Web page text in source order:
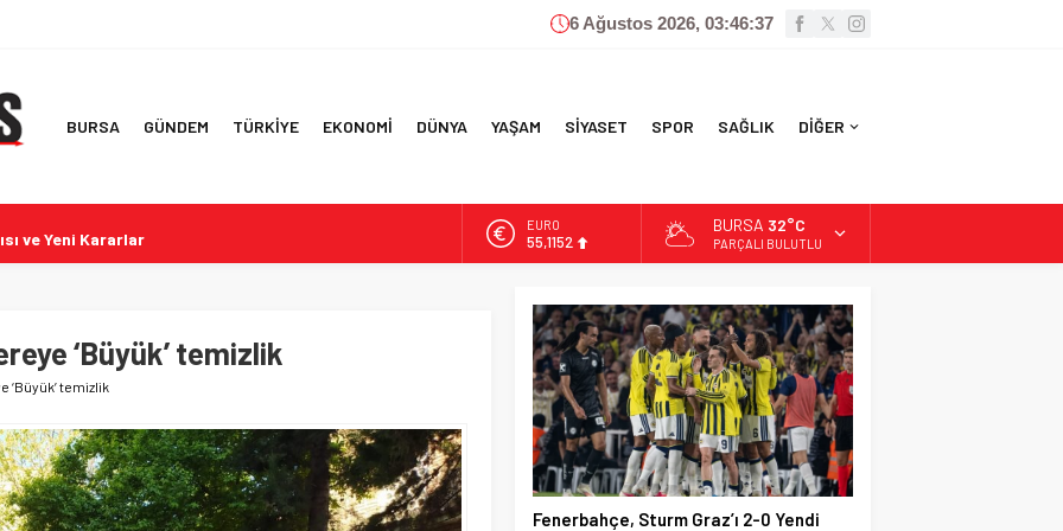
6 Ağustos 2026, 03:46:38
BURSA GÜNDEM TÜRKİYE EKONOMİ DÜNYA YAŞAM SİYASET SPOR SAĞLIK DİĞER
ve Yeni Kararlar
Toplumsal Bütünleşme Kanun Teklifi
Terörsüz Türkiye İçin Kanun Teklifi
Graz’ı 2-0 Yendi
ALTIN
6.529,72
13.703,13
DOLAR
47,5844
EURO
55,1152
BURSA 32°C
PARÇALI BULUTLU
‘Büyük’ temizlik
‘Büyük’ temizlik
Fenerbahçe, Sturm Graz’ı 2-0 Yendi